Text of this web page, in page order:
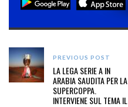
PREVIOUS POST
LA LEGA SERIE A IN
ARABIA SAUDITA PER LA
SUPERCOPPA.
INTERVIENE SUL TEMA IL